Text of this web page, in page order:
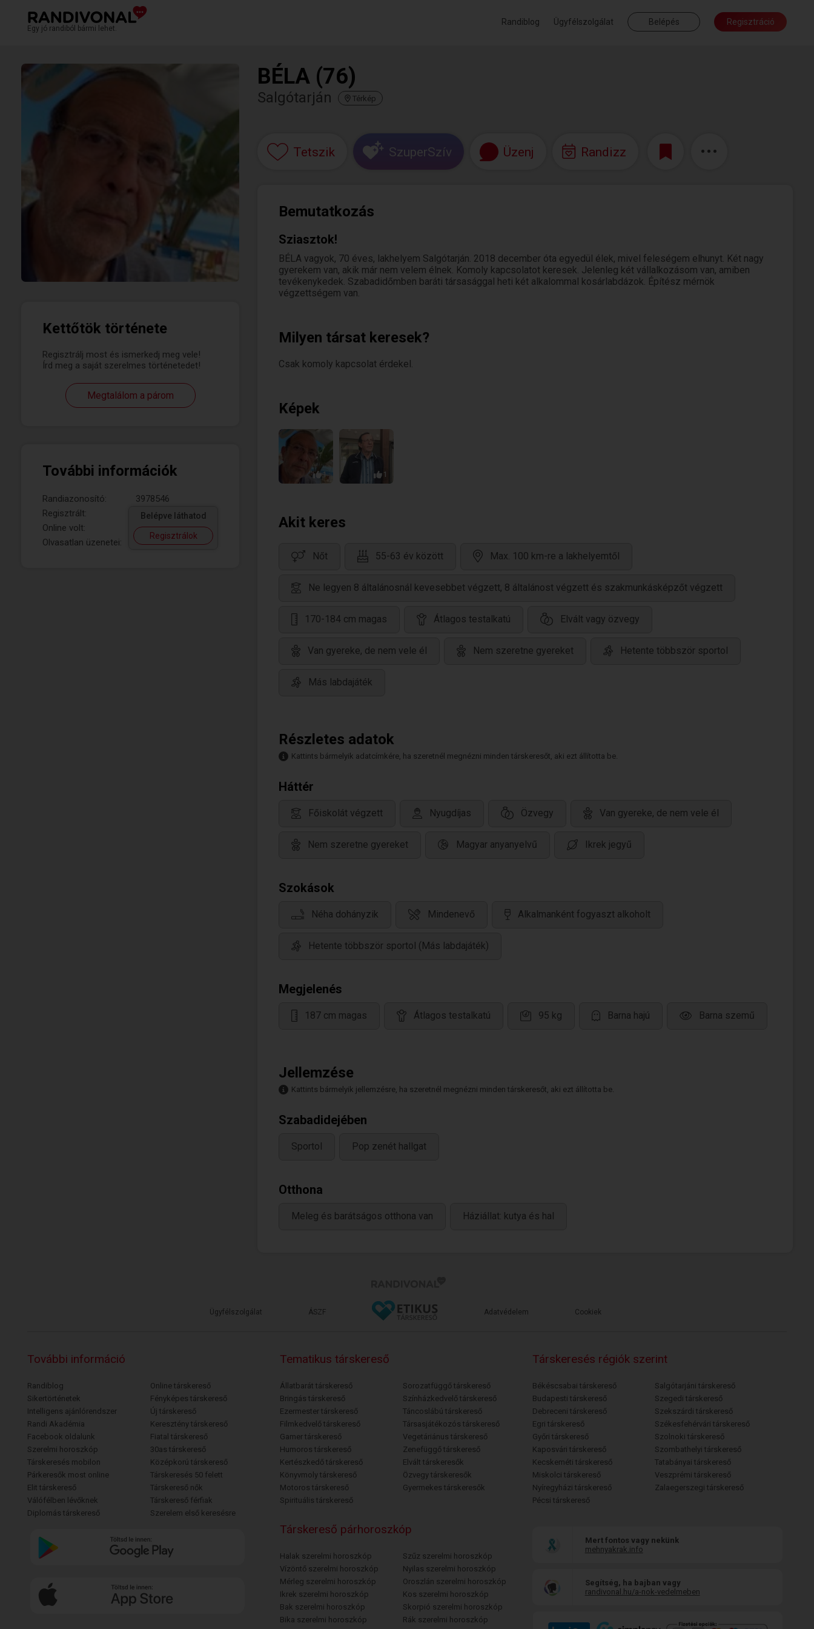
Egy jó randiból bármi lehet.
Randiblog Ügyfélszolgálat Belépés Regisztráció
Kettőtök története
Regisztrálj most és ismerkedj meg vele!
Írd meg a saját szerelmes történetedet!
Megtalálom a párom
További információk
Randiazonosító:
3978546
Regisztrált:
Online volt:
Olvasatlan üzenetei:
Belépve láthatod
Regisztrálok
BÉLA (76)
Salgótarján Térkép
Tetszik SzuperSzív Üzenj Randizz
Bemutatkozás
Sziasztok!
BÉLA vagyok, 70 éves, lakhelyem Salgótarján. 2018 december óta egyedül élek, mivel feleségem elhunyt. Két nagy
gyerekem van, akik már nem velem élnek. Komoly kapcsolatot keresek. Jelenleg két vállalkozásom van, amiben
tevékenykedek. Szabadidőmben baráti társasággal heti két alkalommal kosárlabdázok. Építész mérnök
végzettségem van.
Milyen társat keresek?
Csak komoly kapcsolat érdekel.
Képek
1 1
Akit keres
Nőt 55-63 év között Max. 100 km-re a lakhelyemtől
Ne legyen 8 általánosnál kevesebbet végzett, 8 általánost végzett és szakmunkásképzőt végzett
170-184 cm magas Átlagos testalkatú Elvált vagy özvegy
Van gyereke, de nem vele él Nem szeretne gyereket Hetente többször sportol
Más labdajáték
Részletes adatok
Kattints bármelyik adatcímkére, ha szeretnél megnézni minden társkeresőt, aki ezt állította be.
Háttér
Főiskolát végzett Nyugdíjas Özvegy Van gyereke, de nem vele él
Nem szeretne gyereket Magyar anyanyelvű Ikrek jegyű
Szokások
Néha dohányzik Mindenevő Alkalmanként fogyaszt alkoholt
Hetente többször sportol (Más labdajáték)
Megjelenés
187 cm magas Átlagos testalkatú 95 kg Barna hajú Barna szemű
Jellemzése
Kattints bármelyik jellemzésre, ha szeretnél megnézni minden társkeresőt, aki ezt állította be.
Szabadidejében
Sportol Pop zenét hallgat
Otthona
Meleg és barátságos otthona van Háziállat: kutya és hal
Ügyfélszolgálat ÁSZF Adatvédelem Cookiek
További információ
Randiblog
Sikertörténetek
Intelligens ajánlórendszer
Randi Akadémia
Facebook oldalunk
Szerelmi horoszkóp
Társkeresés mobilon
Párkeresők most online
Elit társkereső
Válófélben lévőknek
Diplomás társkereső
Online társkereső
Fényképes társkereső
Új társkereső
Keresztény társkereső
Fiatal társkereső
30as társkereső
Középkorú társkereső
Társkeresés 50 felett
Társkereső nők
Társkereső férfiak
Szerelem első keresésre
Tematikus társkereső
Állatbarát társkereső
Bringás társkereső
Ezermester társkereső
Filmkedvelő társkereső
Gamer társkereső
Humoros társkereső
Kertészkedő társkereső
Könyvmoly társkereső
Motoros társkereső
Spirituális társkereső
Sorozatfüggő társkereső
Színházkedvelő társkereső
Táncoslábú társkereső
Társasjátékozós társkereső
Vegetáriánus társkereső
Zenefüggő társkereső
Elvált társkeresők
Özvegy társkeresők
Gyermekes társkeresők
Társkeresés régiók szerint
Békéscsabai társkereső
Budapesti társkereső
Debreceni társkereső
Egri társkereső
Győri társkereső
Kaposvári társkereső
Kecskeméti társkereső
Miskolci társkereső
Nyíregyházi társkereső
Pécsi társkereső
Salgótarjáni társkereső
Szegedi társkereső
Szekszárdi társkereső
Székesfehérvári társkereső
Szolnoki társkereső
Szombathelyi társkereső
Tatabányai társkereső
Veszprémi társkereső
Zalaegerszegi társkereső
Társkereső párhoroszkóp
Halak szerelmi horoszkóp
Vízöntő szerelmi horoszkóp
Mérleg szerelmi horoszkóp
Ikrek szerelmi horoszkóp
Bak szerelmi horoszkóp
Bika szerelmi horoszkóp
Szűz szerelmi horoszkóp
Nyilas szerelmi horoszkóp
Oroszlán szerelmi horoszkóp
Kos szerelmi horoszkóp
Skorpió szerelmi horoszkóp
Rák szerelmi horoszkóp
Mert fontos vagy nekünk
mehnyakrak.info
Segítség, ha bajban vagy
randivonal.hu/a-nok-vedelmeben